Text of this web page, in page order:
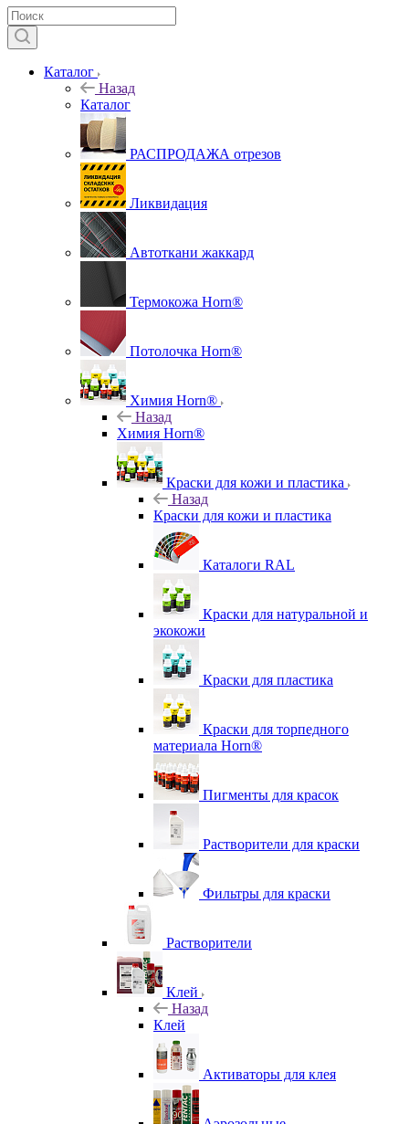
Каталог
Назад
Каталог
РАСПРОДАЖА отрезов
Ликвидация
Автоткани жаккард
Термокожа Horn®
Потолочка Horn®
Химия Horn®
Назад
Химия Horn®
Краски для кожи и пластика
Назад
Краски для кожи и пластика
Каталоги RAL
Краски для натуральной и
экокожи
Краски для пластика
Краски для торпедного
материала Horn®
Пигменты для красок
Растворители для краски
Фильтры для краски
Растворители
Клей
Назад
Клей
Активаторы для клея